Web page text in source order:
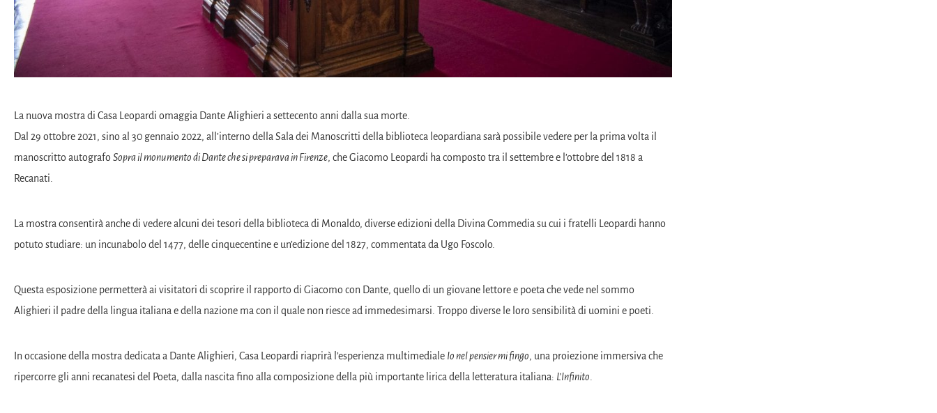
La nuova mostra di Casa Leopardi omaggia Dante Alighieri a settecento anni dalla sua morte.
Dal 29 ottobre 2021, sino al 30 gennaio 2022, all’interno della Sala dei Manoscritti della biblioteca leopardiana sarà possibile vedere per la prima volta il
manoscritto autografo Sopra il monumento di Dante che si preparava in Firenze, che Giacomo Leopardi ha composto tra il settembre e l’ottobre del 1818 a
Recanati.
La mostra consentirà anche di vedere alcuni dei tesori della biblioteca di Monaldo, diverse edizioni della Divina Commedia su cui i fratelli Leopardi hanno
potuto studiare: un incunabolo del 1477, delle cinquecentine e un’edizione del 1827, commentata da Ugo Foscolo.
Questa esposizione permetterà ai visitatori di scoprire il rapporto di Giacomo con Dante, quello di un giovane lettore e poeta che vede nel sommo
Alighieri il padre della lingua italiana e della nazione ma con il quale non riesce ad immedesimarsi. Troppo diverse le loro sensibilità di uomini e poeti.
In occasione della mostra dedicata a Dante Alighieri, Casa Leopardi riaprirà l’esperienza multimediale Io nel pensier mi fingo, una proiezione immersiva che
ripercorre gli anni recanatesi del Poeta, dalla nascita fino alla composizione della più importante lirica della letteratura italiana: L’Infinito.